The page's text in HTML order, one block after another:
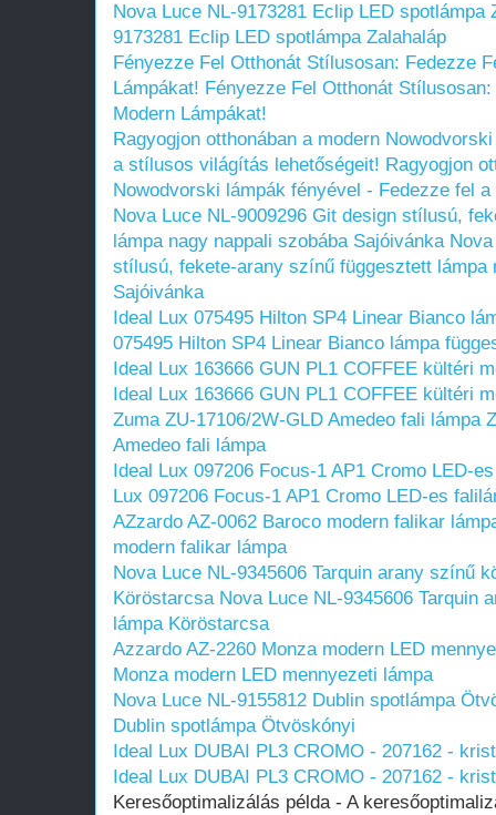
Nova Luce NL-9173281 Eclip LED spotlámpa
9173281 Eclip LED spotlámpa Zalahaláp
Fényezze Fel Otthonát Stílusosan: Fedezze
Lámpákat! Fényezze Fel Otthonát
Modern Lámpákat!
Ragyogjon otthonában a modern
a stílusos világítás lehetőségeit! Ragyogjon
Nowodvorski lámpák fényével - Fedezze fel
Nova Luce NL-9009296 Git design stílusú,
lámpa nagy nappali szobába Sajóivánka
stílusú, fekete-arany színű függesztett lámpa
Sajóivánka
Ideal Lux 075495 Hilton SP4 Linear Bianco
075495 Hilton SP4 Linear Bianco lámpa
Ideal Lux 163666 GUN PL1 COFFEE kültéri
Ideal Lux 163666 GUN PL1 COFFEE kültéri
Zuma ZU-17106/2W-GLD Amedeo fali lámpa
Amedeo fali lámpa
Ideal Lux 097206 Focus-1 AP1 Cromo LED-
Lux 097206 Focus-1 AP1 Cromo LED-es
AZzardo AZ-0062 Baroco modern falikar
modern falikar lámpa
Nova Luce NL-9345606 Tarquin arany színű
Köröstarcsa Nova Luce NL-9345606 Tarquin
lámpa Köröstarcsa
Azzardo AZ-2260 Monza modern LED
Monza modern LED mennyezeti lámpa
Nova Luce NL-9155812 Dublin spotlámpa
Dublin spotlámpa Ötvöskónyi
Ideal Lux DUBAI PL3 CROMO - 207162 -
Ideal Lux DUBAI PL3 CROMO - 207162 -
Keresőoptimalizálás példa - A